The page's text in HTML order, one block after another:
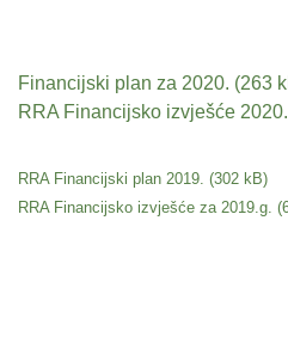
Financijski plan za 2020.
RRA Financijsko izvješće 2020.
RRA Financijski plan 2019.
RRA Financijsko izvješće za 2019.g.